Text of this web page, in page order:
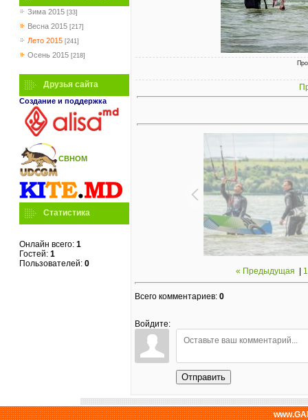
Зима 2015 [33]
Весна 2015 [217]
Лето 2015 [241]
Осень 2015 [218]
Друзья сайта
Создание и поддержка
СВНОМ
Статистика
Онлайн всего: 1
Гостей: 1
Пользователей: 0
« Предыдущая
Всего комментариев: 0
Войдите:
Отправить